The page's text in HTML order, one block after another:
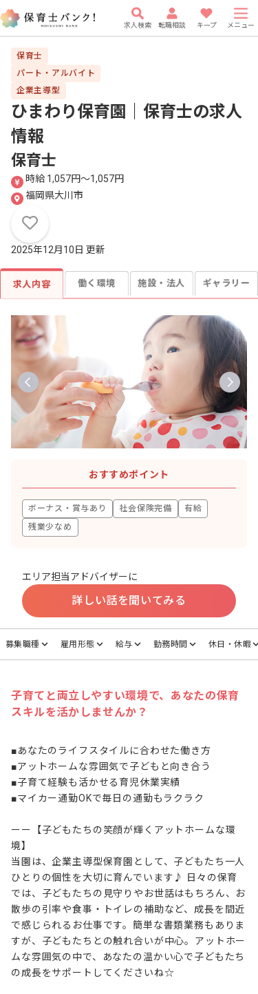
求人検索 転職相談 キープ メニュー
保育士
パート・アルバイト
企業主導型
ひまわり保育園｜保育士の求人
情報
保育士
時給 1,057円〜1,057円
福岡県大川市
2025年12月10日 更新
求人内容 働く環境 施設・法人 ギャラリー
おすすめポイント
ボーナス・賞与あり 社会保険完備
有給
残業少なめ
エリア担当アドバイザーに
詳しい話を聞いてみる
募集職種 雇用形態 給与 勤務時間 休日・休暇
子育てと両立しやすい環境で、あなたの保育
スキルを活かしませんか？
■あなたのライフスタイルに合わせた働き方
■アットホームな雰囲気で子どもと向き合う
■子育て経験も活かせる育児休業実績
■マイカー通勤OKで毎日の通勤もラクラク
ーー【子どもたちの笑顔が輝くアットホームな環
境】
当園は、企業主導型保育園として、子どもたち一人
ひとりの個性を大切に育んでいます♪ 日々の保育
では、子どもたちの見守りやお世話はもちろん、お
散歩の引率や食事・トイレの補助など、成長を間近
で感じられるお仕事です。簡単な書類業務もありま
すが、子どもたちとの触れ合いが中心。アットホー
ムな雰囲気の中で、あなたの温かい心で子どもたち
の成長をサポートしてくださいね☆